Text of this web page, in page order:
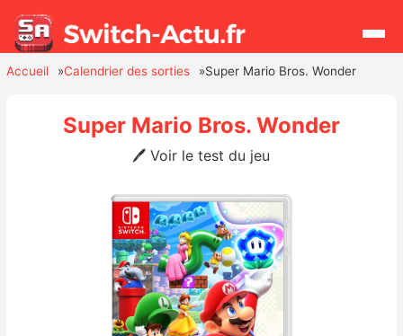
Hardware
Mises à jour
Accueil Calendrier des sorties Super Mario Bros. Wonder
Super Mario Bros. Wonder
🖊️ Voir le test du jeu